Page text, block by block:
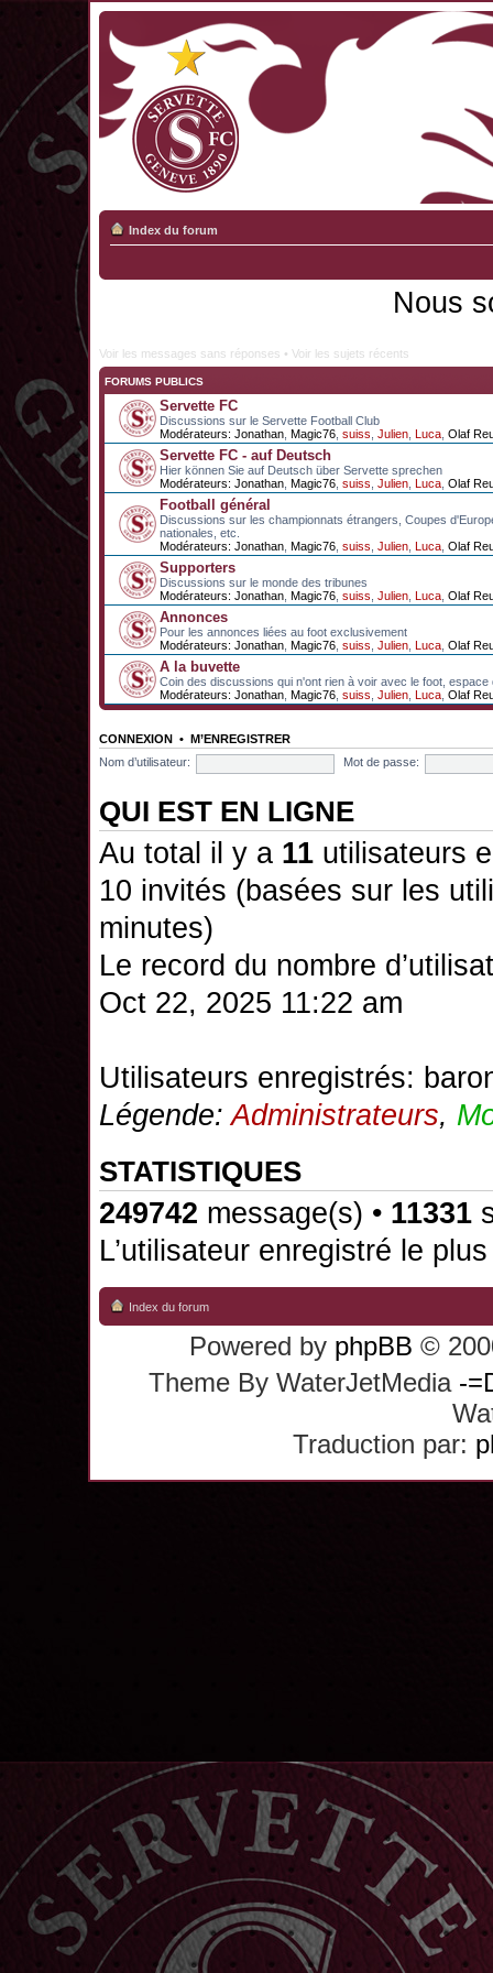
Index du forum
Nous
Voir les messages sans réponses • Voir les sujets récents
FORUMS PUBLICS
Servette FC
Discussions sur le Servette Football Club
Modérateurs: Jonathan Magic76 suiss Julien Luca Olaf
Servette FC - auf Deutsch
Hier können Sie auf Deutsch über Servette sprechen
Modérateurs: Jonathan Magic76 suiss Julien Luca Olaf
Football général
Discussions sur les championnats étrangers, Coupes
nationales, etc.
Modérateurs: Jonathan Magic76 suiss Julien Luca Olaf
Supporters
Discussions sur le monde des tribunes
Modérateurs: Jonathan Magic76 suiss Julien Luca Olaf
Annonces
Pour les annonces liées au foot exclusivement
Modérateurs: Jonathan Magic76 suiss Julien Luca Olaf
A la buvette
Coin des discussions qui n'ont rien à voir avec le foot, espace
Modérateurs: Jonathan Magic76 suiss Julien Luca Olaf
CONNEXION • M’ENREGISTRER
Nom d’utilisateur:
Mot de passe:
QUI EST EN LIGNE
Au total il y a 11 utilisateurs
10 invités (basées sur les
minutes)
Le record du nombre
Oct 22, 2025 11:22 am
Utilisateurs enregistrés:
Légende:Administrateurs,
STATISTIQUES
249742 message(s) • 11331
L’utilisateur enregistré le
Index du forum
Powered by phpBB ©
Theme By WaterJetMedia -
Traduction par: